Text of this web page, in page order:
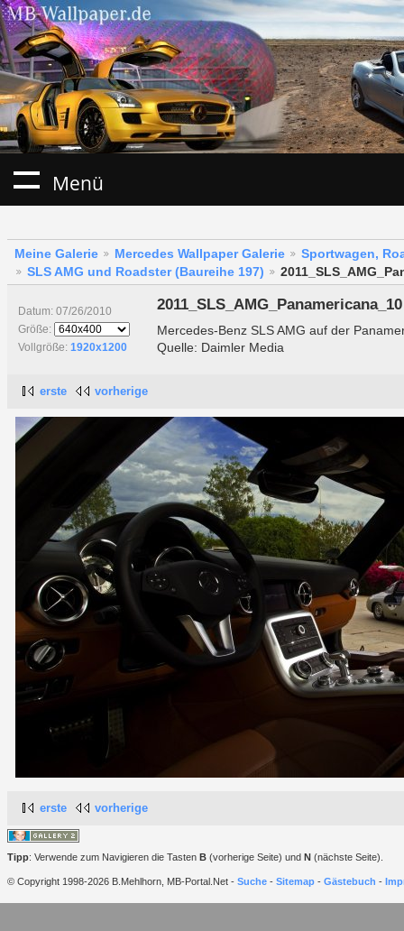
Menü
Meine Galerie Mercedes Wallpaper Galerie
Sportwagen,
SLS AMG und Roadster (Baureihe 197)
Datum: 07/26/2010
Größe:
Vollgröße: 1920x1200
2011_SLS_AMG_Panamericana_10
Mercedes-Benz SLS AMG auf der
Quelle: Daimler Media
erste vorherige
erste vorherige
Tipp: Verwende zum Navigieren die Tasten B (vorherige Seite) und N (nächste Seite).
© Copyright 1998-2026 B.Mehlhorn, MB-Portal.Net - Suche - Sitemap - Gästebuch -